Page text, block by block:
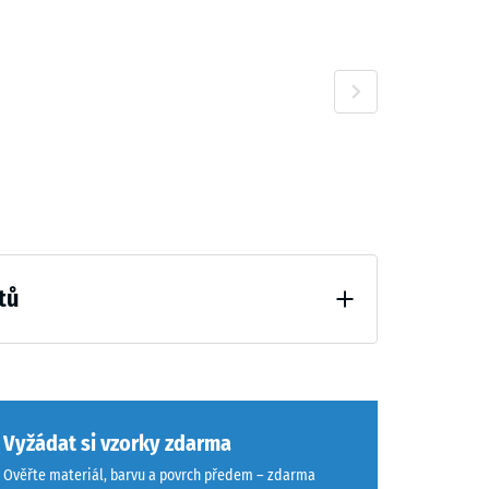
Vyžádat si vzorky zdarma
Ověřte materiál, barvu a povrch předem – zdarma